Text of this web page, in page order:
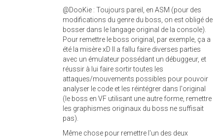
@DooKie : Toujours pareil, en ASM (pour des
modifications du genre du boss, on est obligé de
bosser dans le langage original de la console).
Pour remettre le boss original, par exemple, ça a
été la misère xD Il a fallu faire diverses parties
avec un émulateur possédant un débuggeur, et
réussir à lui faire sortir toutes les
attaques/mouvements possibles pour pouvoir
analyser le code et les réintégrer dans l'original
(le boss en VF utilisant une autre forme, remettre
les graphismes originaux du boss ne suffisait
pas).
Même chose pour remettre l'un des deux